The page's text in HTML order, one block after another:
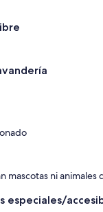
mascotas ni animales
especiales/